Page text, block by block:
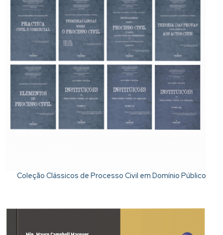
Coleção Clássicos de Processo Civil em Domínio Público